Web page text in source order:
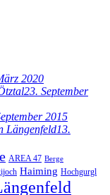
2020
23. September
2015
Längenfeld13.
AREA 47 Berge
Haiming Hochgurgl